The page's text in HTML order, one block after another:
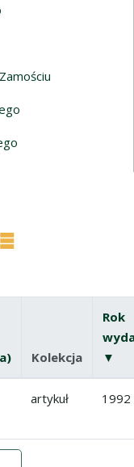
treści)
Kolekcja
Rok
▼
artykuł 1992